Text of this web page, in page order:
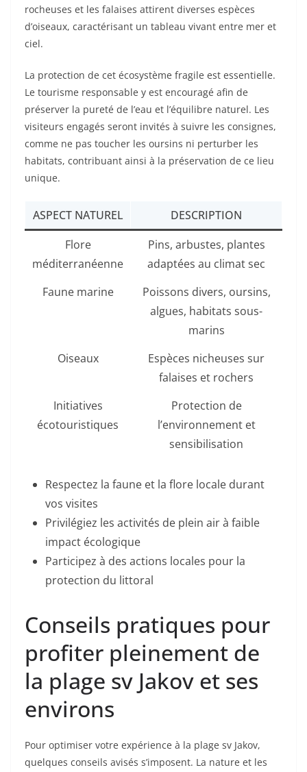
rocheuses et les falaises attirent diverses espèces
d’oiseaux, caractérisant un tableau vivant entre mer et
ciel.
La protection de cet écosystème fragile est essentielle.
Le tourisme responsable y est encouragé afin de
préserver la pureté de l’eau et l’équilibre naturel. Les
visiteurs engagés seront invités à suivre les consignes,
comme ne pas toucher les oursins ni perturber les
habitats, contribuant ainsi à la préservation de ce lieu
unique.
ASPECT NATUREL
DESCRIPTION
Flore
méditerranéenne
Pins, arbustes, plantes
adaptées au climat sec
Faune marine
Poissons divers, oursins,
algues, habitats sous-
marins
Oiseaux
Espèces nicheuses sur
falaises et rochers
Initiatives
écotouristiques
Protection de
l’environnement et
sensibilisation
Respectez la faune et la flore locale durant
vos visites
Privilégiez les activités de plein air à faible
impact écologique
Participez à des actions locales pour la
protection du littoral
Conseils pratiques pour
profiter pleinement de
la plage sv Jakov et ses
environs
Pour optimiser votre expérience à la plage sv Jakov,
quelques conseils avisés s’imposent. La nature et les